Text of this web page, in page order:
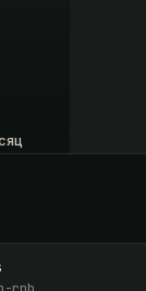
rnb